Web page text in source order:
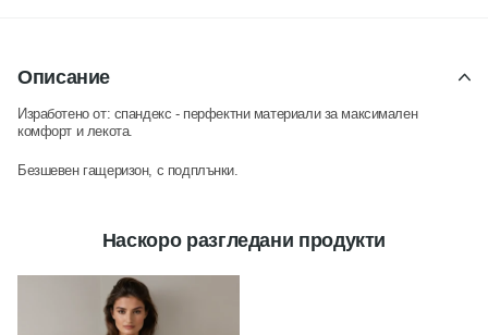
Описание
Изработено от: спандекс - перфектни материали за максимален
комфорт и лекота.
Безшевен гащеризон, с подплънки.
Наскоро разгледани продукти